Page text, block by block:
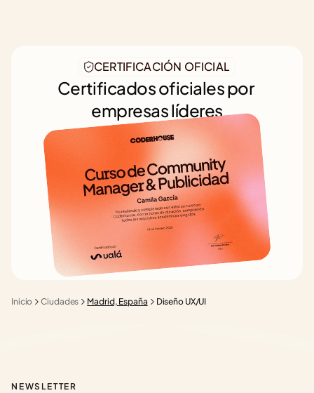
Inicio Ciudades Madrid, España Diseño UX/UI
CERTIFICACIÓN OFICIAL
Certificados oficiales por
empresas líderes
NEWSLETTER